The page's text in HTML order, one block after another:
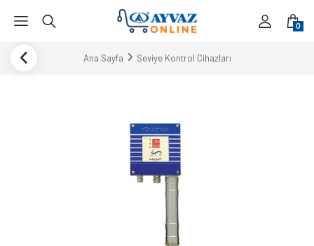
0
Ana Sayfa Seviye Kontrol Cihazları